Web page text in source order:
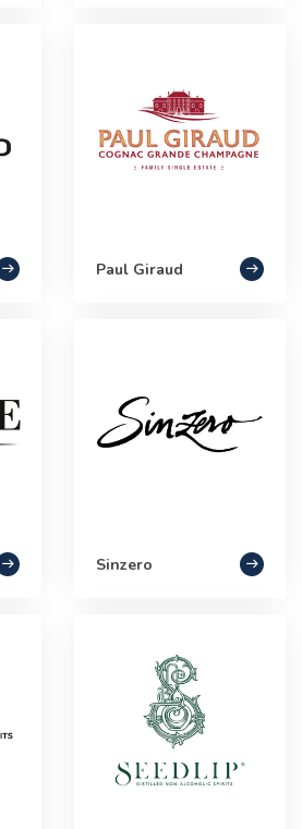
Paul Giraud
Sinzero